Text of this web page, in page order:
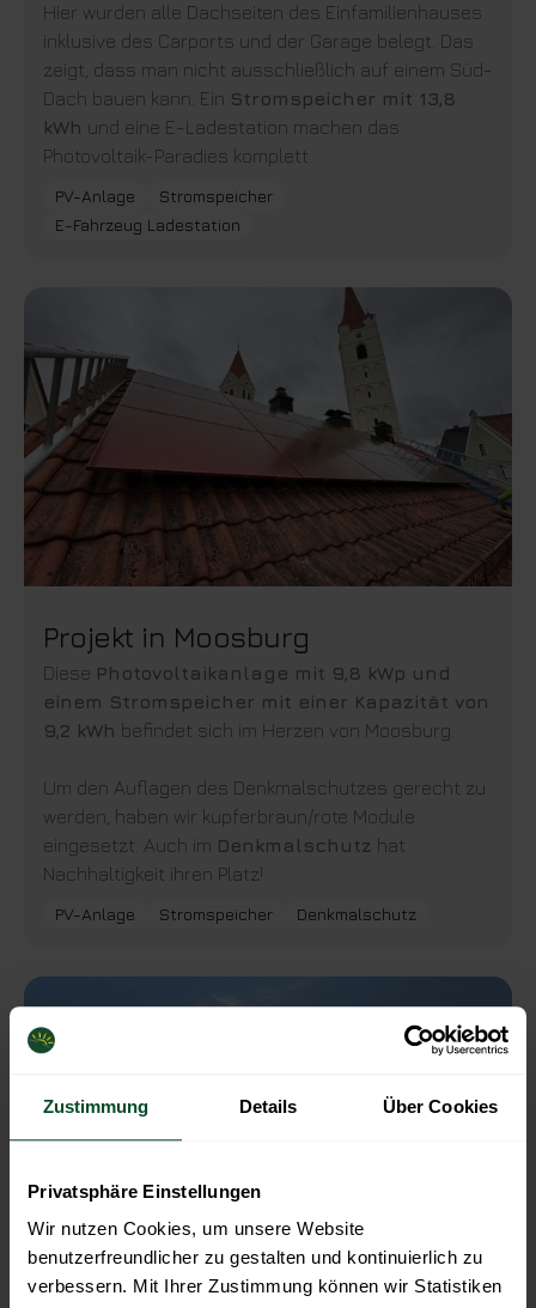
Zustimmung Details Über Cookies
Privatsphäre Einstellungen
Wir nutzen Cookies, um unsere Website
benutzerfreundlicher zu gestalten und kontinuierlich zu
verbessern. Mit Ihrer Zustimmung können wir Statistiken
Hier wurden alle Dachseiten des Einfamilienhauses
inklusive des Carports und der Garage belegt. Das
zeigt, dass man nicht ausschließlich auf einem Süd-
Dach bauen kann. Ein Stromspeicher mit 13,8
kWh und eine E-Ladestation machen das
Photovoltaik-Paradies komplett.
PV-Anlage
Stromspeicher
E-Fahrzeug Ladestation
Projekt in Moosburg
Diese Photovoltaikanlage mit 9,8 kWp und
einem Stromspeicher mit einer Kapazität von
9,2 kWh befindet sich im Herzen von Moosburg.
Um den Auflagen des Denkmalschutzes gerecht zu
werden, haben wir kupferbraun/rote Module
eingesetzt. Auch im Denkmalschutz hat
Nachhaltigkeit ihren Platz!
PV-Anlage Stromspeicher Denkmalschutz